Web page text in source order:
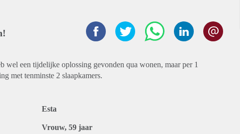
wel een tijdelijke oplossing gevonden qua wonen, maar per 1
met tenminste 2 slaapkamers.
Esta
Vrouw, 59 jaar